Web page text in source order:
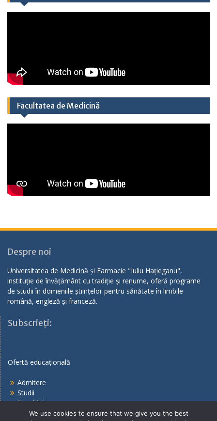
Facultatea de Medicină
Despre noi
Universitatea de Medicină și Farmacie "Iuliu Hațieganu",
instituție de învățământ cu tradiție și renume, oferă programe
de studii în domeniile științelor pentru sănătate în limbile
română, engleză și franceză.
Subscrieți:
Ofertă educațională
Admitere
Studii
Facultăți
We use cookies to ensure that we give you the best